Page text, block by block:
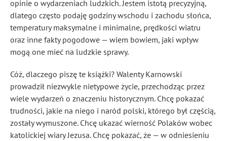
opinie o wydarzeniach ludzkich. Jestem istotą precyzyjną,
dlatego często podaję godziny wschodu i zachodu słońca,
temperatury maksymalne i minimalne, prędkości wiatru
oraz inne fakty pogodowe — wiem bowiem, jaki wpływ
mogą one mieć na ludzkie sprawy.
Cóż, dlaczego piszę te książki? Walenty Karnowski
prowadził niezwykle nietypowe życie, przechodząc przez
wiele wydarzeń o znaczeniu historycznym. Chcę pokazać
trudności, jakie na niego i naród polski, którego był częścią,
zostały wymuszone. Chcę ukazać wierność Polaków wobec
katolickiej wiary Jezusa. Chcę pokazać, że — w odniesieniu